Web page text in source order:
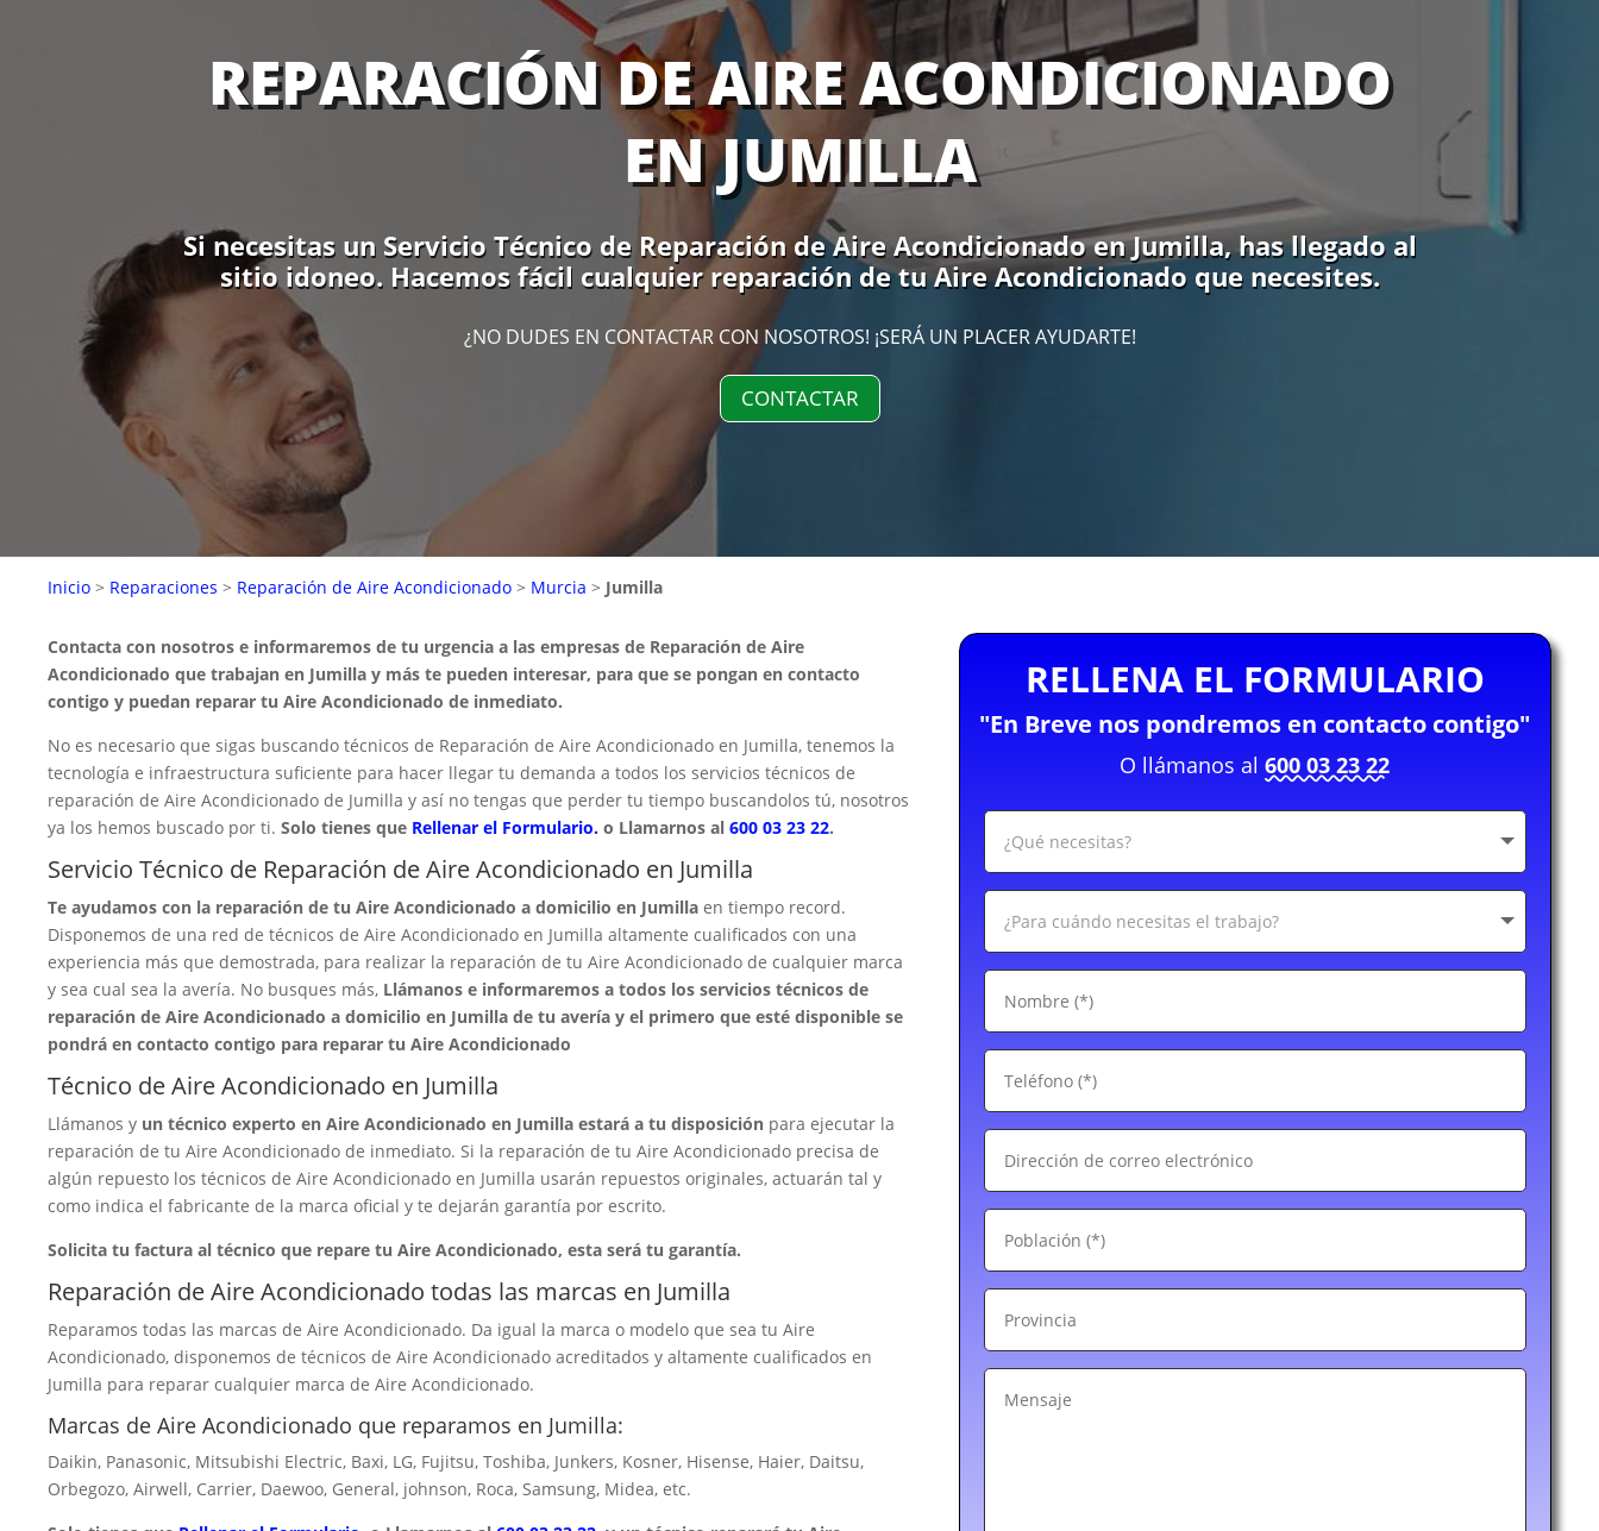
REPARACIÓN DE AIRE ACONDICIONADO
EN JUMILLA
Si necesitas un Servicio Técnico de Reparación de Aire Acondicionado en Jumilla, has llegado al
sitio idoneo. Hacemos fácil cualquier reparación de tu Aire Acondicionado que necesites.
¿NO DUDES EN CONTACTAR CON NOSOTROS! ¡SERÁ UN PLACER AYUDARTE!
CONTACTAR
Inicio > Reparaciones > Reparación de Aire Acondicionado > Murcia > Jumilla
Contacta con nosotros e informaremos de tu urgencia a las empresas de Reparación de Aire
Acondicionado que trabajan en Jumilla y más te pueden interesar, para que se pongan en contacto
contigo y puedan reparar tu Aire Acondicionado de inmediato.
No es necesario que sigas buscando técnicos de Reparación de Aire Acondicionado en Jumilla, tenemos la
tecnología e infraestructura suficiente para hacer llegar tu demanda a todos los servicios técnicos de
reparación de Aire Acondicionado de Jumilla y así no tengas que perder tu tiempo buscandolos tú, nosotros
ya los hemos buscado por ti. Solo tienes que Rellenar el Formulario. o Llamarnos al 600 03 23 22.
Servicio Técnico de Reparación de Aire Acondicionado en Jumilla
Te ayudamos con la reparación de tu Aire Acondicionado a domicilio en Jumilla en tiempo record.
Disponemos de una red de técnicos de Aire Acondicionado en Jumilla altamente cualificados con una
experiencia más que demostrada, para realizar la reparación de tu Aire Acondicionado de cualquier marca
y sea cual sea la avería. No busques más, Llámanos e informaremos a todos los servicios técnicos de
reparación de Aire Acondicionado a domicilio en Jumilla de tu avería y el primero que esté disponible se
pondrá en contacto contigo para reparar tu Aire Acondicionado
Técnico de Aire Acondicionado en Jumilla
Llámanos y un técnico experto en Aire Acondicionado en Jumilla estará a tu disposición para ejecutar la
reparación de tu Aire Acondicionado de inmediato. Si la reparación de tu Aire Acondicionado precisa de
algún repuesto los técnicos de Aire Acondicionado en Jumilla usarán repuestos originales, actuarán tal y
como indica el fabricante de la marca oficial y te dejarán garantía por escrito.
Solicita tu factura al técnico que repare tu Aire Acondicionado, esta será tu garantía.
Reparación de Aire Acondicionado todas las marcas en Jumilla
Reparamos todas las marcas de Aire Acondicionado. Da igual la marca o modelo que sea tu Aire
Acondicionado, disponemos de técnicos de Aire Acondicionado acreditados y altamente cualificados en
Jumilla para reparar cualquier marca de Aire Acondicionado.
Marcas de Aire Acondicionado que reparamos en Jumilla:
Daikin, Panasonic, Mitsubishi Electric, Baxi, LG, Fujitsu, Toshiba, Junkers, Kosner, Hisense, Haier, Daitsu,
Orbegozo, Airwell, Carrier, Daewoo, General, johnson, Roca, Samsung, Midea, etc.
RELLENA EL FORMULARIO
"En Breve nos pondremos en contacto contigo"
O llámanos al600 03 23 22